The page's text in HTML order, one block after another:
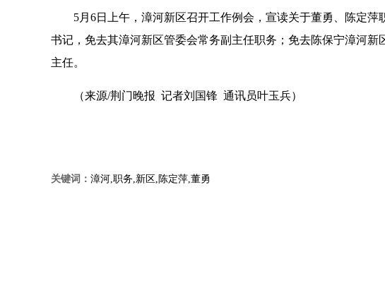
5月6日上午，漳河新区召开工作例会，宣读关于董勇、陈定
书记，免去其漳河新区管委会常务副主任职务；免去陈保宁漳河
主任。
（来源/荆门晚报 记者刘国锋 通讯员叶玉兵）
关键词： 漳河,职务,新区,陈定萍,董勇